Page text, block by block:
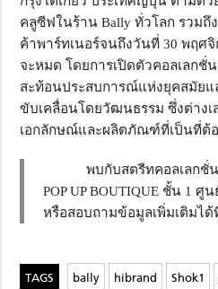
คลูซีฟในร้าน Bally ทั่วโลก รวมถึ
ค้าพาร์ทเนอร์จนถึงวันที่ 30 พฤศ
จะหมด โดยการเปิดตัวคอลเลก
สะท้อนประสบการณ์แห่งยุคสมัย
ขับเคลื่อนโดยวัฒนธรรม ซึ่งต่างเ
เอกลักษณ์และผลิตภัณฑ์ที่เป็นที่ต้อ
พบกับสตรีทคอลเลกชั่นสุ
POP UP BOUTIQUE ชั้น 1
หรือสอบถามข้อมูลเพิ่มเติมได้
bally hibrand Shok1